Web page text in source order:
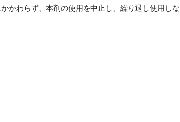
かわらず、本剤の使用を中止し、繰り退し使用しな